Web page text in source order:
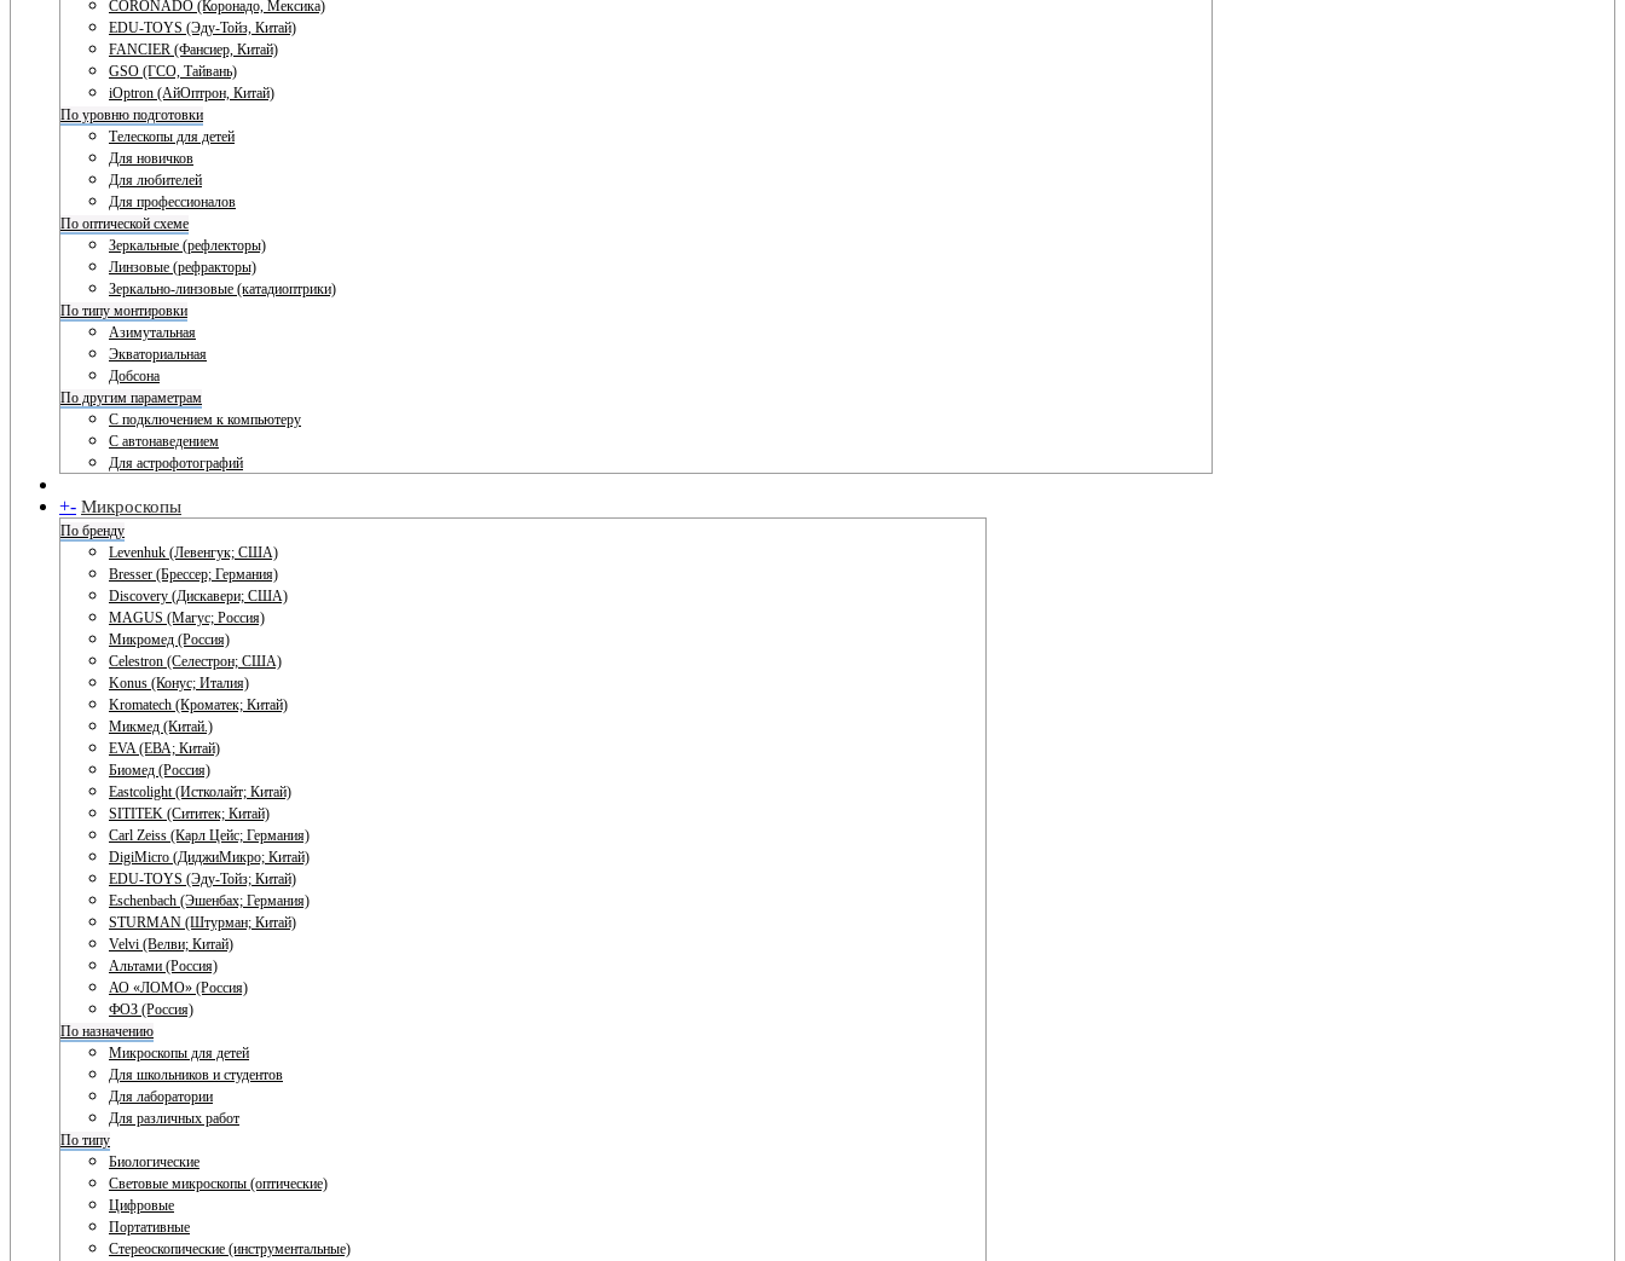
CORONADO (Коронадо, Мексика)
EDU-TOYS (Эду-Тойз, Китай)
FANCIER (Фансиер, Китай)
GSO (ГСО, Тайвань)
iOptron (АйОптрон, Китай)
По уровню подготовки
Телескопы для детей
Для новичков
Для любителей
Для профессионалов
По оптической схеме
Зеркальные (рефлекторы)
Линзовые (рефракторы)
Зеркально-линзовые (катадиоптрики)
По типу монтировки
Азимутальная
Экваториальная
Добсона
По другим параметрам
С подключением к компьютеру
С автонаведением
Для астрофотографий
+- Микроскопы
По бренду
Levenhuk (Левенгук; США)
Bresser (Брессер; Германия)
Discovery (Дискавери; США)
MAGUS (Магус; Россия)
Микромед (Россия)
Celestron (Селестрон; США)
Konus (Конус; Италия)
Kromatech (Кроматек; Китай)
Микмед (Китай.)
EVA (ЕВА; Китай)
Биомед (Россия)
Eastcolight (Истколайт; Китай)
SITITEK (Сититек; Китай)
Carl Zeiss (Карл Цейс; Германия)
DigiMicro (ДиджиМикро; Китай)
EDU-TOYS (Эду-Тойз; Китай)
Eschenbach (Эшенбах; Германия)
STURMAN (Штурман; Китай)
Velvi (Велви; Китай)
Альтами (Россия)
АО «ЛОМО» (Россия)
ФОЗ (Россия)
По назначению
Микроскопы для детей
Для школьников и студентов
Для лаборатории
Для различных работ
По типу
Биологические
Световые микроскопы (оптические)
Цифровые
Портативные
Стереоскопические (инструментальные)